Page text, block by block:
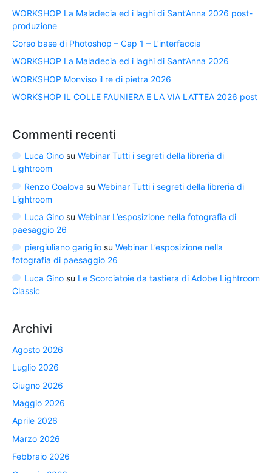
WORKSHOP La Maladecia ed i laghi di Sant’Anna 2026 post-
produzione
Corso base di Photoshop – Cap 1 – L’interfaccia
WORKSHOP La Maladecia ed i laghi di Sant’Anna 2026
WORKSHOP Monviso il re di pietra 2026
WORKSHOP IL COLLE FAUNIERA E LA VIA LATTEA 2026 post
Commenti recenti
Luca Ginosu Webinar Tutti i segreti della libreria di
Lightroom
Renzo Coalova su Webinar Tutti i segreti della libreria di
Lightroom
Luca Ginosu Webinar L’esposizione nella fotografia di
paesaggio 26
piergiuliano garigliosu Webinar L’esposizione nella
fotografia di paesaggio 26
Luca Ginosu Le Scorciatoie da tastiera di Adobe Lightroom
Classic
Archivi
Agosto 2026
Luglio 2026
Giugno 2026
Maggio 2026
Aprile 2026
Marzo 2026
Febbraio 2026